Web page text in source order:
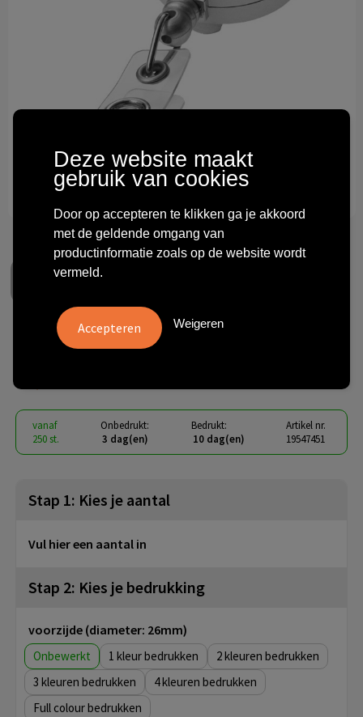
Technologie & gadgets
Themageschenken
Aspen rollerclip
vanaf
250 st.
Onbedrukt:
3 dag(en)
Bedrukt:
10 dag(en)
Artikel nr.
19547451
Stap 1: Kies je aantal
Vul hier een aantal in
Stap 2: Kies je bedrukking
voorzijde (diameter: 26mm)
Onbewerkt 1
2
3
4
Full colour
Deze website maakt
gebruik van cookies
Door op accepteren te klikken ga je akkoord
met de geldende omgang van
productinformatie zoals op de website wordt
vermeld.
Weigeren